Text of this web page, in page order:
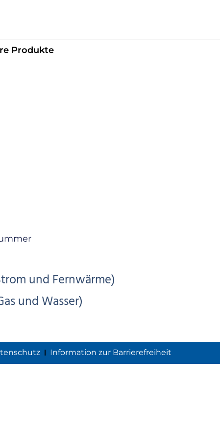
Produkte
und Fernwärme)
und Wasser)
Information zur Barrierefreiheit